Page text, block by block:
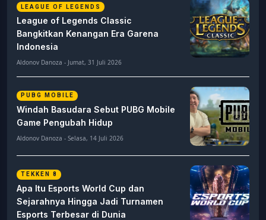
LEAGUE OF LEGENDS
League of Legends Classic
Bangkitkan Kenangan Era Garena
Indonesia
Aldonov Danoza - Jumat, 31 Juli 2026
PUBG MOBILE
Windah Basudara Sebut PUBG Mobile
Game Pengubah Hidup
Aldonov Danoza - Selasa, 14 Juli 2026
TEKKEN 8
Apa Itu Esports World Cup dan
Sejarahnya Hingga Jadi Turnamen
Esports Terbesar di Dunia